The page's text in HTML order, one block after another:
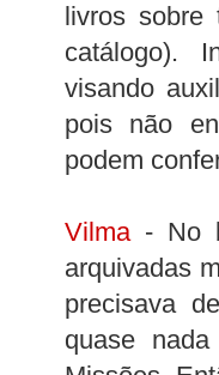
livros
catálogo).
visando
pois não
podem
Vilma - No
arquivadas
precisava
quase